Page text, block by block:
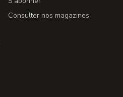
Consulter nos magazines